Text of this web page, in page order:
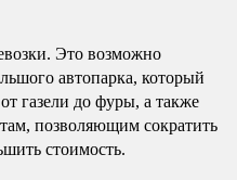
Это возможно
автопарка, который
газели до фуры, а также
позволяющим сократить
стоимость.